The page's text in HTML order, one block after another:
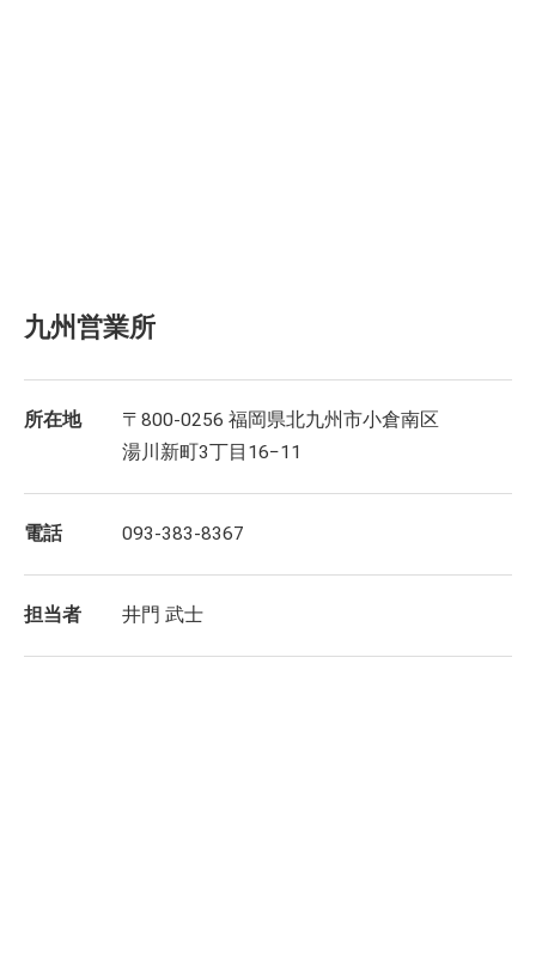
九州営業所
所在地
〒800-0256 福岡県北九州市小倉南区
湯川新町3丁目16−11
電話 093-383-8367
担当者 井門 武士